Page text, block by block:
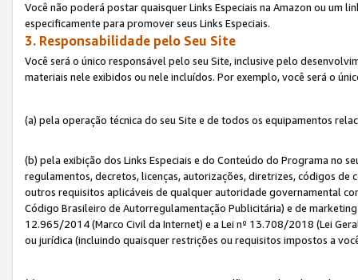
Você não poderá postar quaisquer Links Especiais na Amazon ou um
especificamente para promover seus Links Especiais.
3. Responsabilidade pelo Seu Site
Você será o único responsável pelo seu Site, inclusive pelo
materiais nele exibidos ou nele incluídos. Por exemplo, você será o
(a) pela operação técnica do seu Site e de todos os equipamentos
(b) pela exibição dos Links Especiais e do Conteúdo do Programa no
regulamentos, decretos, licenças, autorizações, diretrizes, códigos
outros requisitos aplicáveis de qualquer autoridade governamental
Código Brasileiro de Autorregulamentação Publicitária) e de
12.965/2014 (Marco Civil da Internet) e a Lei nº 13.708/2018 (Lei
ou jurídica (incluindo quaisquer restrições ou requisitos impostos a